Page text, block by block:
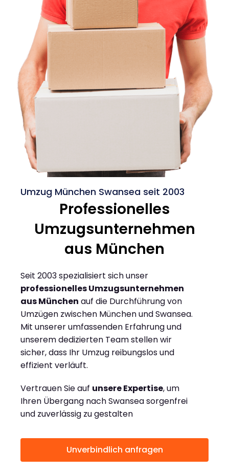
Umzug München Swansea seit 2003
Professionelles
Umzugsunternehmen
aus München
Seit 2003 spezialisiert sich unser
professionelles Umzugsunternehmen
aus München auf die Durchführung von
Umzügen zwischen München und Swansea.
Mit unserer umfassenden Erfahrung und
unserem dedizierten Team stellen wir
sicher, dass Ihr Umzug reibungslos und
effizient verläuft.
Vertrauen Sie auf unsere Expertise, um
Ihren Übergang nach Swansea sorgenfrei
und zuverlässig zu gestalten
Unverbindlich anfragen